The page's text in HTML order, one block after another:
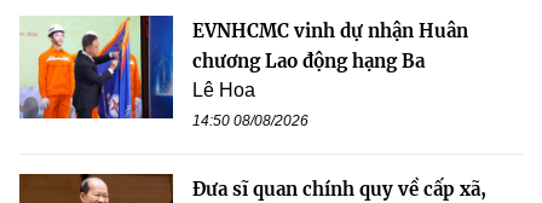
EVNHCMC vinh dự nhận Huân
chương Lao động hạng Ba
Lê Hoa
14:50 08/08/2026
Đưa sĩ quan chính quy về cấp xã,